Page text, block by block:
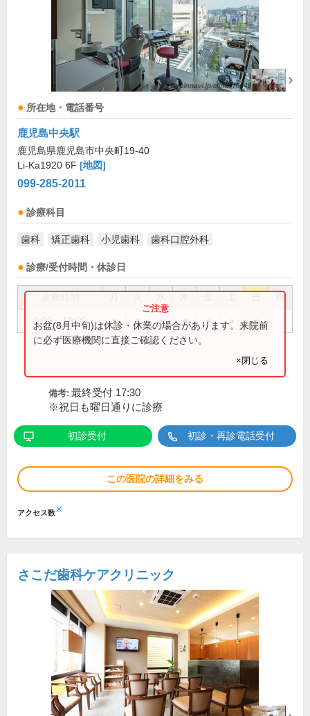
所在地・電話番号
鹿児島中央駅
鹿児島県鹿児島市中央町19-40
Li-Ka1920 6F [地図]
099-285-2011
診療科目
歯科 矯正歯科 小児歯科 歯科口腔外科
診療/受付時間・休診日
祝
9:00～18:00 ● ● ● ● ● ●
お盆(8月中旬)は休診・休業の場合があります。来院前
に必ず医療機関に直接ご確認ください。
×閉じる
備考: 最終受付 17:30
※祝日も曜日通りに診療
初診受付 初診・再診電話受付
この医院の詳細をみる
アクセス数※
さこだ歯科ケアクリニック